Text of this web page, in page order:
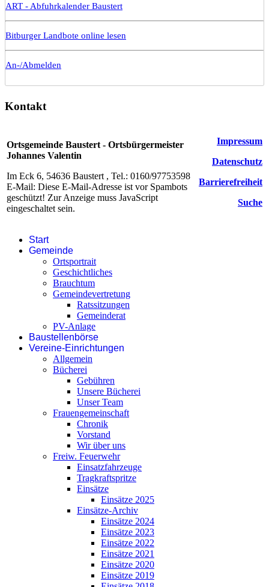
ART - Abfuhrkalender Baustert
Bitburger Landbote online lesen
An-/Abmelden
Kontakt
Ortsgemeinde Baustert - Ortsbürgermeister
Johannes Valentin
Im Eck 6, 54636 Baustert , Tel.: 0160/97753598
E-Mail: Diese E-Mail-Adresse ist vor Spambots
geschützt! Zur Anzeige muss JavaScript
eingeschaltet sein.
Impressum
Datenschutz
Barrierefreiheit
Suche
Start
Gemeinde
Ortsportrait
Geschichtliches
Brauchtum
Gemeindevertretung
Ratssitzungen
Gemeinderat
PV-Anlage
Baustellenbörse
Vereine-Einrichtungen
Allgemein
Bücherei
Gebühren
Unsere Bücherei
Unser Team
Frauengemeinschaft
Chronik
Vorstand
Wir über uns
Freiw. Feuerwehr
Einsatzfahrzeuge
Tragkraftspritze
Einsätze
Einsätze 2025
Einsätze-Archiv
Einsätze 2024
Einsätze 2023
Einsätze 2022
Einsätze 2021
Einsätze 2020
Einsätze 2019